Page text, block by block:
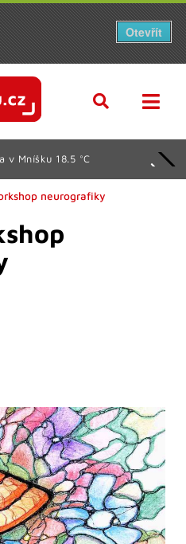
v Mníšku 18.5 °C
neurografiky
Otevřít